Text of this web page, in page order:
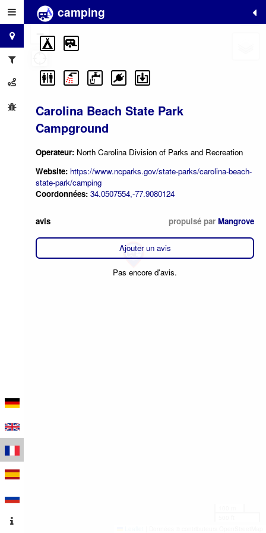
camping
Carolina Beach State Park
Campground
Operateur: North Carolina Division of Parks and Recreation
Website: https://www.ncparks.gov/state-parks/carolina-beach-
state-park/camping
Coordonnées: 34.0507554,-77.9080124
avis propulsé par Mangrove
Ajouter un avis
Pas encore d'avis.
+
−